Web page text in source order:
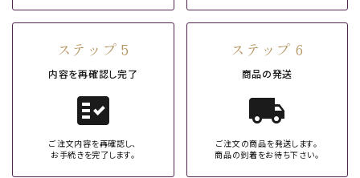
ステップ 5
内容を再確認し完了
fact_check
ご注文内容を再確認し、
お手続きを完了します。
ステップ 6
商品の発送
local_shipping
ご注文の商品を発送します。
商品の到着をお待ち下さい。